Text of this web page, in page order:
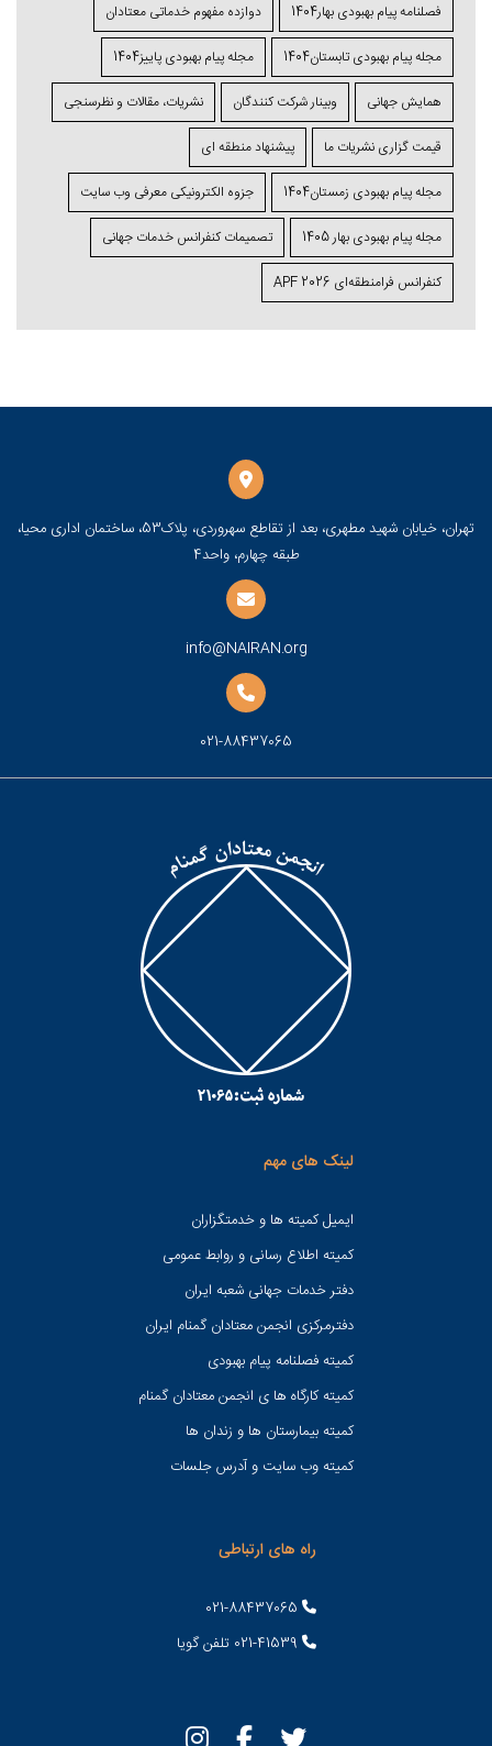
فصلنامه پیام بهبودی بهار1404 دوازده مفهوم خدماتی معتادان
مجله پیام بهبودی تابستان1404 مجله پیام بهبودی پاییز1404
همایش جهانی وبینار شرکت کنندگان نشریات، مقالات و نظرسنجی
قیمت گزاری نشریات ما پیشنهاد منطقه ای
مجله پیام بهبودی زمستان1404 جزوه الکترونیکی معرفی وب سایت
مجله پیام بهبودی بهار 1405 تصمیمات کنفرانس خدمات جهانی
کنفرانس فرا‌منطقه‌ای APF 2026
تهران، خیابان شهید مطهری، بعد از تقاطع سهروردی، پلاک53، ساختمان اداری محیا،
طبقه چهارم، واحد4
info@NAIRAN.org
021-88437065
لینک های مهم
ایمیل کمیته ها و خدمتگزاران
کميته اطلاع رسانی و روابط عمومی
دفتر خدمات جهانی شعبه ايران
دفترمرکزی انجمن معتادان گمنام ایران
کمیته فصلنامه پیام بهبودی
کمیته کارگاه ها ی انجمن معتادان گمنام
کمیته بیمارستان ها و زندان ها
کمیته وب سایت و آدرس جلسات
راه های ارتباطی